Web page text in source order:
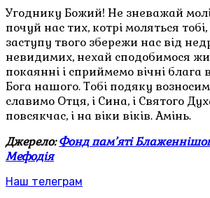
Угоднику Божий! Не зневажай
почуй нас тих, котрі моляться
заступу твого збережи нас від
невидимих, нехай сподобимося
покаянні і сприймемо вічні блага
Бога нашого. Тобі подяку
славимо Отця, і Сина, і Святого
повсякчас, і на віки віків. Амінь.
Джерело:Фонд пам’яті
Мефодія
Наш телеграм